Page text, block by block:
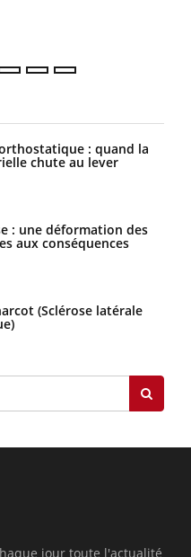
: quand la
chute au lever
: une déformation des
aux conséquences
(Sclérose latérale
jour toute l'actualité